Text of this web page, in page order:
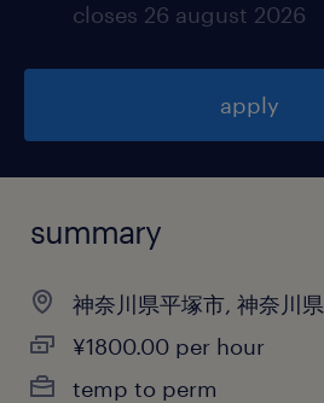
closes 26 august 2026
apply
summary
神奈川県平塚市, 神奈川県
¥1800.00 per hour
temp to perm